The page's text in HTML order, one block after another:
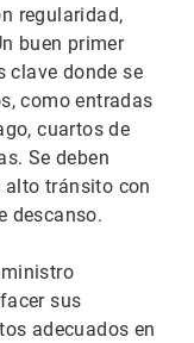
regularidad,
buen primer
clave donde se
como entradas
cuartos de
Se deben
alto tránsito con
descanso.
sus
adecuados en